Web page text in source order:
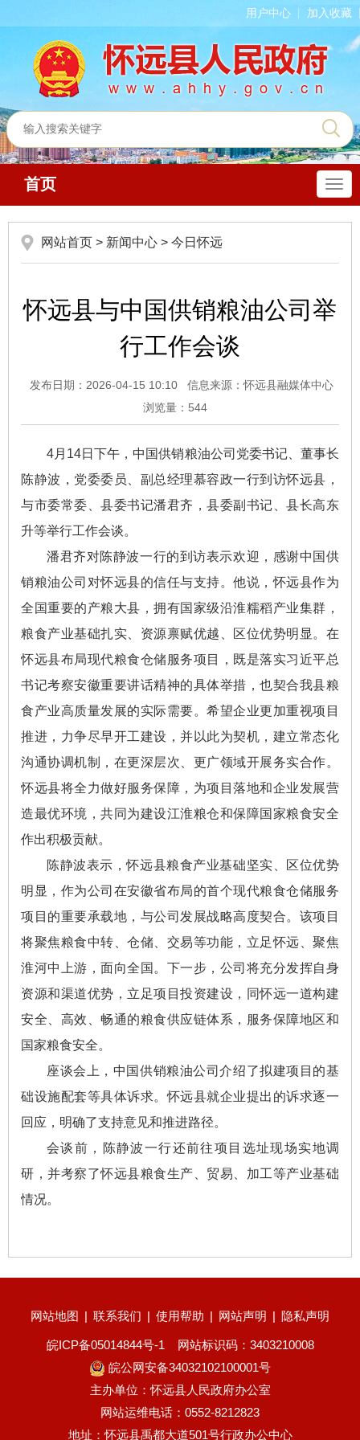
用户中心 加入收藏
导
航
首页
网站首页 > 新闻中心 > 今日怀远
怀远县与中国供销粮油公司举
行工作会谈
发布日期：2026-04-15 10:10
信息来源：怀远县融媒体中心
浏览量： 544
4月14日下午，中国供销粮油公司党委书记、董事长
陈静波，党委委员、副总经理慕容政一行到访怀远县，
与市委常委、县委书记潘君齐，县委副书记、县长高东
升等举行工作会谈。
潘君齐对陈静波一行的到访表示欢迎，感谢中国供
销粮油公司对怀远县的信任与支持。他说，怀远县作为
全国重要的产粮大县，拥有国家级沿淮糯稻产业集群，
粮食产业基础扎实、资源禀赋优越、区位优势明显。在
怀远县布局现代粮食仓储服务项目，既是落实习近平总
书记考察安徽重要讲话精神的具体举措，也契合我县粮
食产业高质量发展的实际需要。希望企业更加重视项目
推进，力争尽早开工建设，并以此为契机，建立常态化
沟通协调机制，在更深层次、更广领域开展务实合作。
怀远县将全力做好服务保障，为项目落地和企业发展营
造最优环境，共同为建设江淮粮仓和保障国家粮食安全
作出积极贡献。
陈静波表示，怀远县粮食产业基础坚实、区位优势
明显，作为公司在安徽省布局的首个现代粮食仓储服务
项目的重要承载地，与公司发展战略高度契合。该项目
将聚焦粮食中转、仓储、交易等功能，立足怀远、聚焦
淮河中上游，面向全国。下一步，公司将充分发挥自身
资源和渠道优势，立足项目投资建设，同怀远一道构建
安全、高效、畅通的粮食供应链体系，服务保障地区和
国家粮食安全。
座谈会上，中国供销粮油公司介绍了拟建项目的基
础设施配套等具体诉求。怀远县就企业提出的诉求逐一
回应，明确了支持意见和推进路径。
会谈前，陈静波一行还前往项目选址现场实地调
研，并考察了怀远县粮食生产、贸易、加工等产业基础
情况。
网站地图 | 联系我们 | 使用帮助 | 网站声明 | 隐私声明
皖ICP备05014844号-1
网站标识码：3403210008
皖公网安备34032102100001号
主办单位：怀远县人民政府办公室
网站运维电话：0552-8212823
地址：怀远县禹都大道501号行政办公中心